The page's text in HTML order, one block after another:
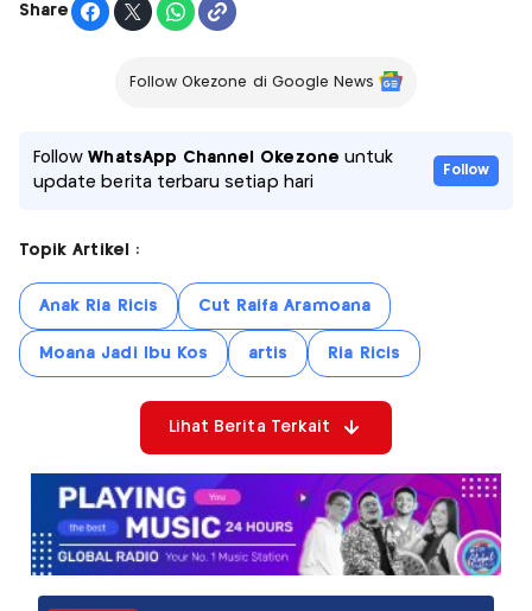
Share
Follow Okezone di Google News
FollowWhatsApp Channel Okezone untuk
update berita terbaru setiap hari
Follow
Topik Artikel :
Anak Ria Ricis Cut Raifa Aramoana
Moana Jadi Ibu Kos artis Ria Ricis
Lihat Berita Terkait